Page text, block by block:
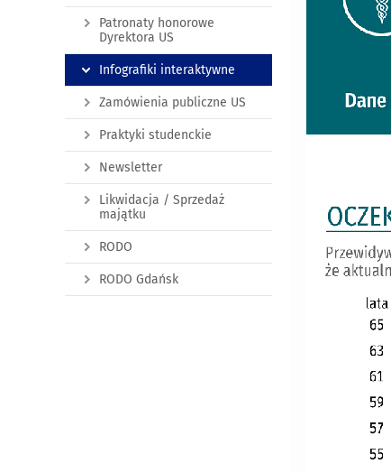
Patronaty honorowe
Dyrektora US
Infografiki interaktywne
Zamówienia publiczne US
Praktyki studenckie
Newsletter
Likwidacja / Sprzedaż
majątku
RODO
RODO Gdańsk